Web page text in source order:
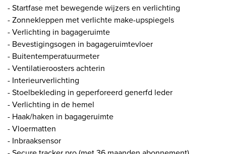
- Startfase met bewegende wijzers en verlichting
- Zonnekleppen met verlichte make-upspiegels
- Verlichting in bagageruimte
- Bevestigingsogen in bagageruimtevloer
- Buitentemperatuurmeter
- Ventilatieroosters achterin
- Interieurverlichting
- Stoelbekleding in geperforeerd generfd leder
- Verlichting in de hemel
- Haak/haken in bagageruimte
- Vloermatten
- Inbraaksensor